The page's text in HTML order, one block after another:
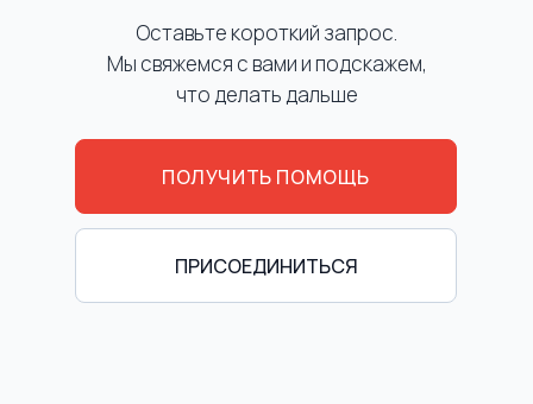
Оставьте короткий запрос.
Мы свяжемся с вами и подскажем,
что делать дальше
ПОЛУЧИТЬ ПОМОЩЬ
ПРИСОЕДИНИТЬСЯ